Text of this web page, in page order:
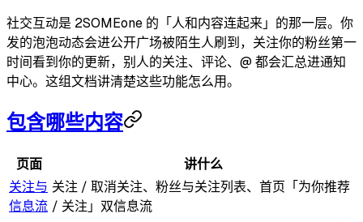
社交互动是 2SOMEone 的「人和内容连起来」的那一层。你
发的泡泡动态会进公开广场被陌生人刷到，关注你的粉丝第一
时间看到你的更新，别人的关注、评论、@ 都会汇总进通知
中心。这组文档讲清楚这些功能怎么用。
包含哪些内容
页面
讲什么
关注与
信息流
关注 / 取消关注、粉丝与关注列表、首页「为你推荐
/ 关注」双信息流